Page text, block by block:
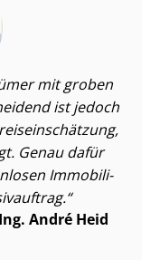
mit groben
ist jedoch
Genau dafür
Im­mo­bi­li­
André Heid